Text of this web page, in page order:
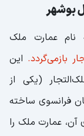
بر دل
جنوب
بوشهر
نام عمارت ملک
بازمی‌گردد. این
(یکی از
فرانسوی ساخته
عمارت ملک را